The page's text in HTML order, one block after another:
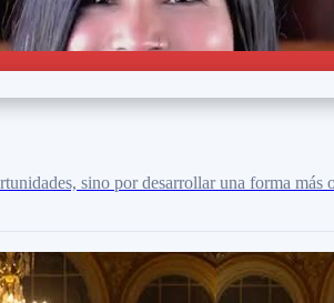
sino por desarrollar una forma